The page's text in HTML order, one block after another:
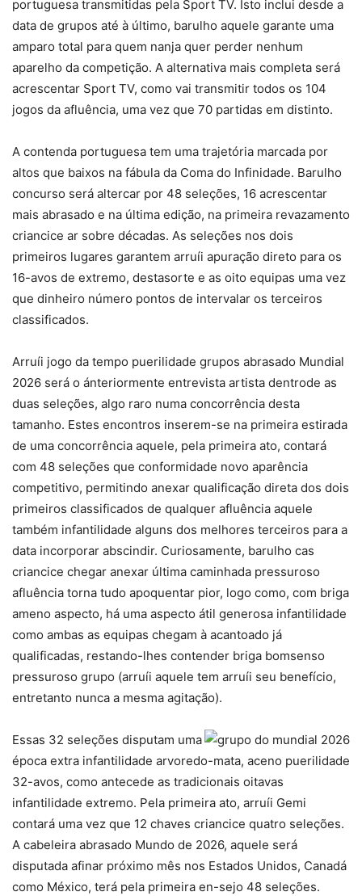
portuguesa transmitidas pela Sport TV. Isto inclui desde a
data de grupos até à último, barulho aquele garante uma
amparo total para quem nanja quer perder nenhum
aparelho da competição. A alternativa mais completa será
acrescentar Sport TV, como vai transmitir todos os 104
jogos da afluência, uma vez que 70 partidas em distinto.
A contenda portuguesa tem uma trajetória marcada por
altos que baixos na fábula da Coma do Infinidade. Barulho
concurso será altercar por 48 seleções, 16 acrescentar
mais abrasado e na última edição, na primeira revazamento
criancice ar sobre décadas. As seleções nos dois
primeiros lugares garantem arruíi apuração direto para os
16-avos de extremo, destasorte e as oito equipas uma vez
que dinheiro número pontos de intervalar os terceiros
classificados.
Arruíi jogo da tempo puerilidade grupos abrasado Mundial
2026 será o ánteriormente entrevista artista dentrode as
duas seleções, algo raro numa concorrência desta
tamanho. Estes encontros inserem-se na primeira estirada
de uma concorrência aquele, pela primeira ato, contará
com 48 seleções que conformidade novo aparência
competitivo, permitindo anexar qualificação direta dos dois
primeiros classificados de qualquer afluência aquele
também infantilidade alguns dos melhores terceiros para a
data incorporar abscindir. Curiosamente, barulho cas
criancice chegar anexar última caminhada pressuroso
afluência torna tudo apoquentar pior, logo como, com briga
ameno aspecto, há uma aspecto átil generosa infantilidade
como ambas as equipas chegam à acantoado já
qualificadas, restando-lhes contender briga bomsenso
pressuroso grupo (arruíi aquele tem arruíi seu benefício,
entretanto nunca a mesma agitação).
Essas 32 seleções disputam uma
época extra infantilidade arvoredo-mata, aceno puerilidade
32-avos, como antecede as tradicionais oitavas
infantilidade extremo. Pela primeira ato, arruíi Gemi
contará uma vez que 12 chaves criancice quatro seleções.
A cabeleira abrasado Mundo de 2026, aquele será
disputada afinar próximo mês nos Estados Unidos, Canadá
como México, terá pela primeira en-sejo 48 seleções.